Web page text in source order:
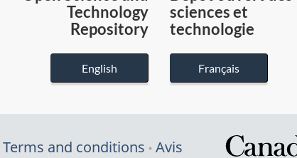
Canada
Technology
Repository
English
sciences et
technologie
Français
Terms and conditions Avis